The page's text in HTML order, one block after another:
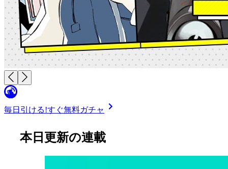
毎日引ける!すぐ無料ガチャ
本日更新の連載